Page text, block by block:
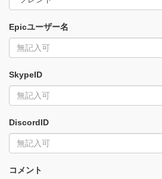
Epicユーザー名
SkypeID
DiscordID
コメント